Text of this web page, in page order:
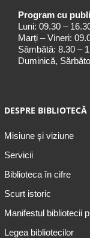
Program cu
Luni: 09.30 –
Marți – Vineri:
Sâmbătă: 8.30 –
Duminică,
DESPRE BIBLIOTECĂ
Misiune şi viziune
Servicii
Biblioteca în cifre
Scurt istoric
Manifestul bibliotecii
Legea bibliotecilor